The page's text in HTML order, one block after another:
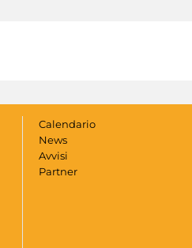
Calendario
News
Avvisi
Partner